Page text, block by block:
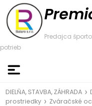
Predajca
potrieb
DIELŇA, STAVBA, ZÁHRADA
prostriedky
Zváračské